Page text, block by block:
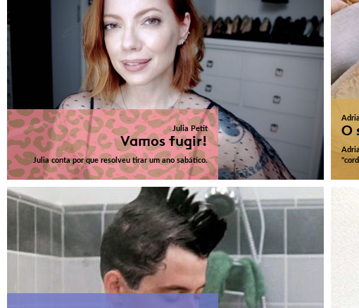
Julia Petit
Vamos fugir!
Julia conta por que resolveu tirar um ano sabático.
O